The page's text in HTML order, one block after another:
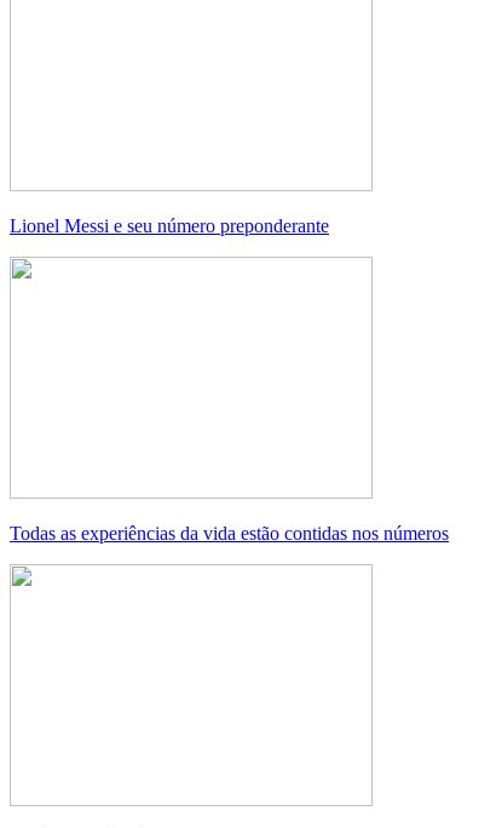
Lionel Messi e seu número preponderante
Todas as experiências da vida estão contidas nos números